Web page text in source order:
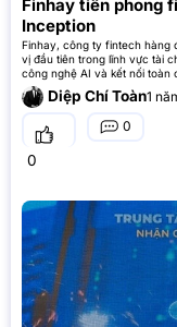
Finhay tiên phong
Inception
Finhay, công ty fintech hàng
vị đầu tiên trong lĩnh vực tài
công nghệ AI và kết nối toàn
Finhay, công
Diệp Chí Toàn1
0
0